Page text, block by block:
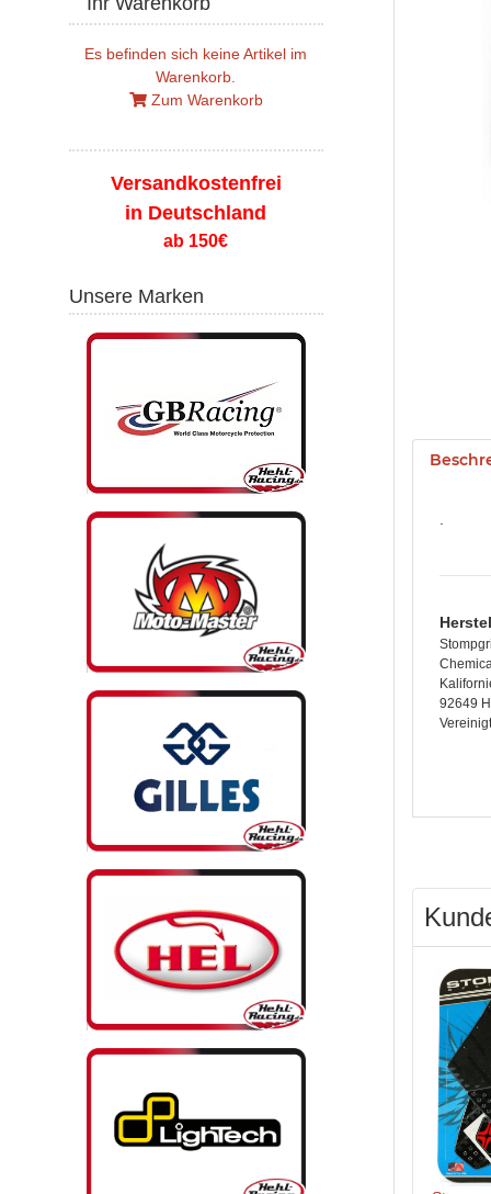
.
92649
Es befinden sich keine Artikel im
Warenkorb.
Zum Warenkorb
Versandkostenfrei
in Deutschland
ab 150€
Unsere Marken